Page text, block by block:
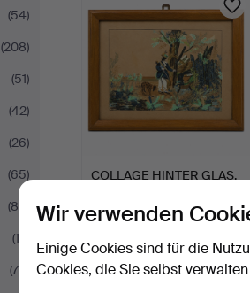
(54)
(208)
(51)
(42)
(26)
(65)
(84)
(13)
(76)
COLLAGE HINTER GLAS,
7 Std 53 Min
174 USD
Wir verwenden
Einige Cookies sind für die
Cookies, die Sie selbst